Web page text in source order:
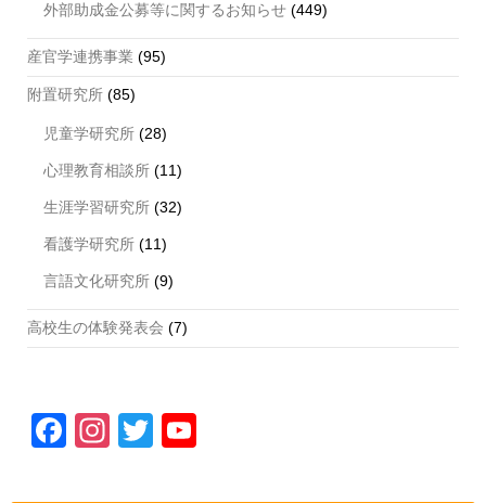
外部助成金公募等に関するお知らせ (449)
産官学連携事業 (95)
附置研究所 (85)
児童学研究所 (28)
心理教育相談所 (11)
生涯学習研究所 (32)
看護学研究所 (11)
言語文化研究所 (9)
高校生の体験発表会 (7)
F
In
T